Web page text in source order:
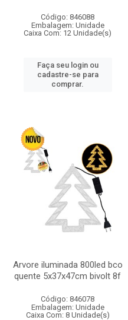
Código: 846088
Embalagem: Unidade
Caixa Com: 12 Unidade(s)
Faça seu login ou
cadastre-se para
comprar.
Arvore iluminada 800led bco
quente 5x37x47cm bivolt 8f
Código: 846078
Embalagem: Unidade
Caixa Com: 8 Unidade(s)